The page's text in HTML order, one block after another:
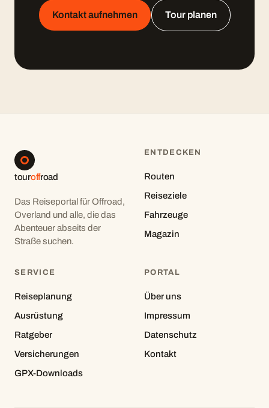
Kontakt aufnehmen Tour planen
touroffroad
Das Reiseportal für Offroad,
Overland und alle, die das
Abenteuer abseits der
Straße suchen.
ENTDECKEN
Routen
Reiseziele
Fahrzeuge
Magazin
SERVICE
Reiseplanung
Ausrüstung
Ratgeber
Versicherungen
GPX-Downloads
PORTAL
Über uns
Impressum
Datenschutz
Kontakt